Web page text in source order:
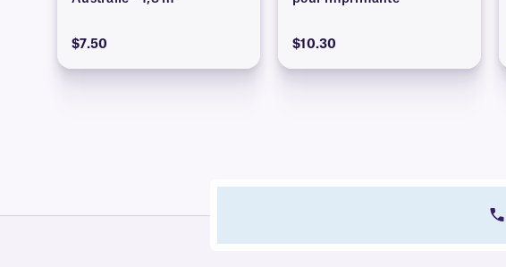
$7.50 $10.30